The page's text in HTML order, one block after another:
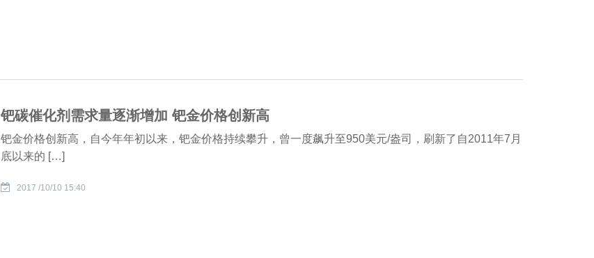
钯碳催化剂需求量逐渐增加 钯金价格创新高
钯金价格创新高，自今年年初以来，钯金价格持续攀升，曾一度飙升至950美元/盎司，刷新了自2011年7月
底以来的 […]
2017 /10/10 15:40